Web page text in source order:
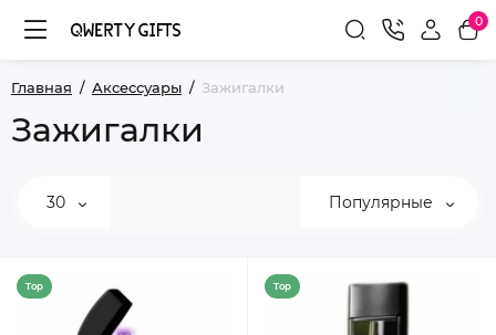
0
Главная Аксессуары Зажигалки
Зажигалки
30 Популярные
Top Top